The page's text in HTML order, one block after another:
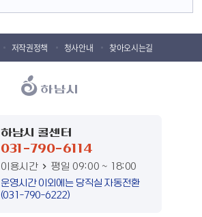
저작권정책 청사안내 찾아오시는길
하남시 콜센터
031-790-6114
이용시간
평일 09:00 ~ 18:00
운영시간 이외에는 당직실 자동전환
(031-790-6222)